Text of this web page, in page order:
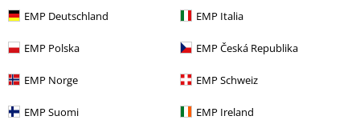
EMP Deutschland EMP Italia
EMP Polska EMP Česká Republika
EMP Norge EMP Schweiz
EMP Suomi EMP Ireland
Veelgestelde vragen
Retourvoorwaarden
Retourneer item
Algemene maat info